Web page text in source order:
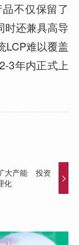
不仅保留了
时还兼具高导
LCP难以覆盖
3年内正式上
大产能 投资
化